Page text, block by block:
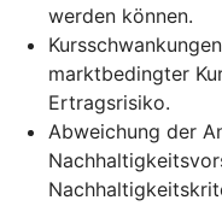
werden können.
marktbedingter
Ertragsrisiko.
Abweichung der